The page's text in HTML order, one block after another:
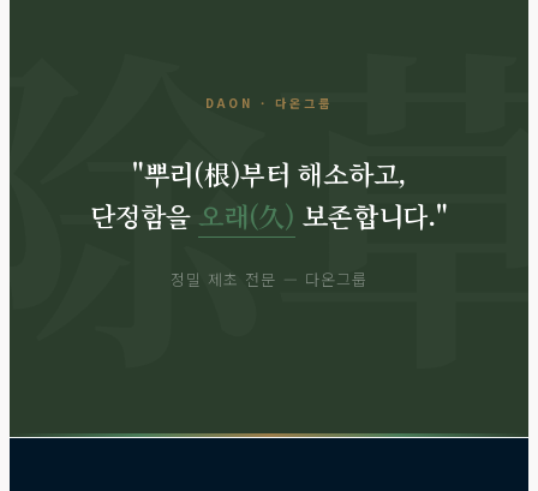
DAON · 다온그룹
"뿌리(根)부터 해소하고,
단정함을 오래(久) 보존합니다."
정밀 제초 전문 — 다온그룹